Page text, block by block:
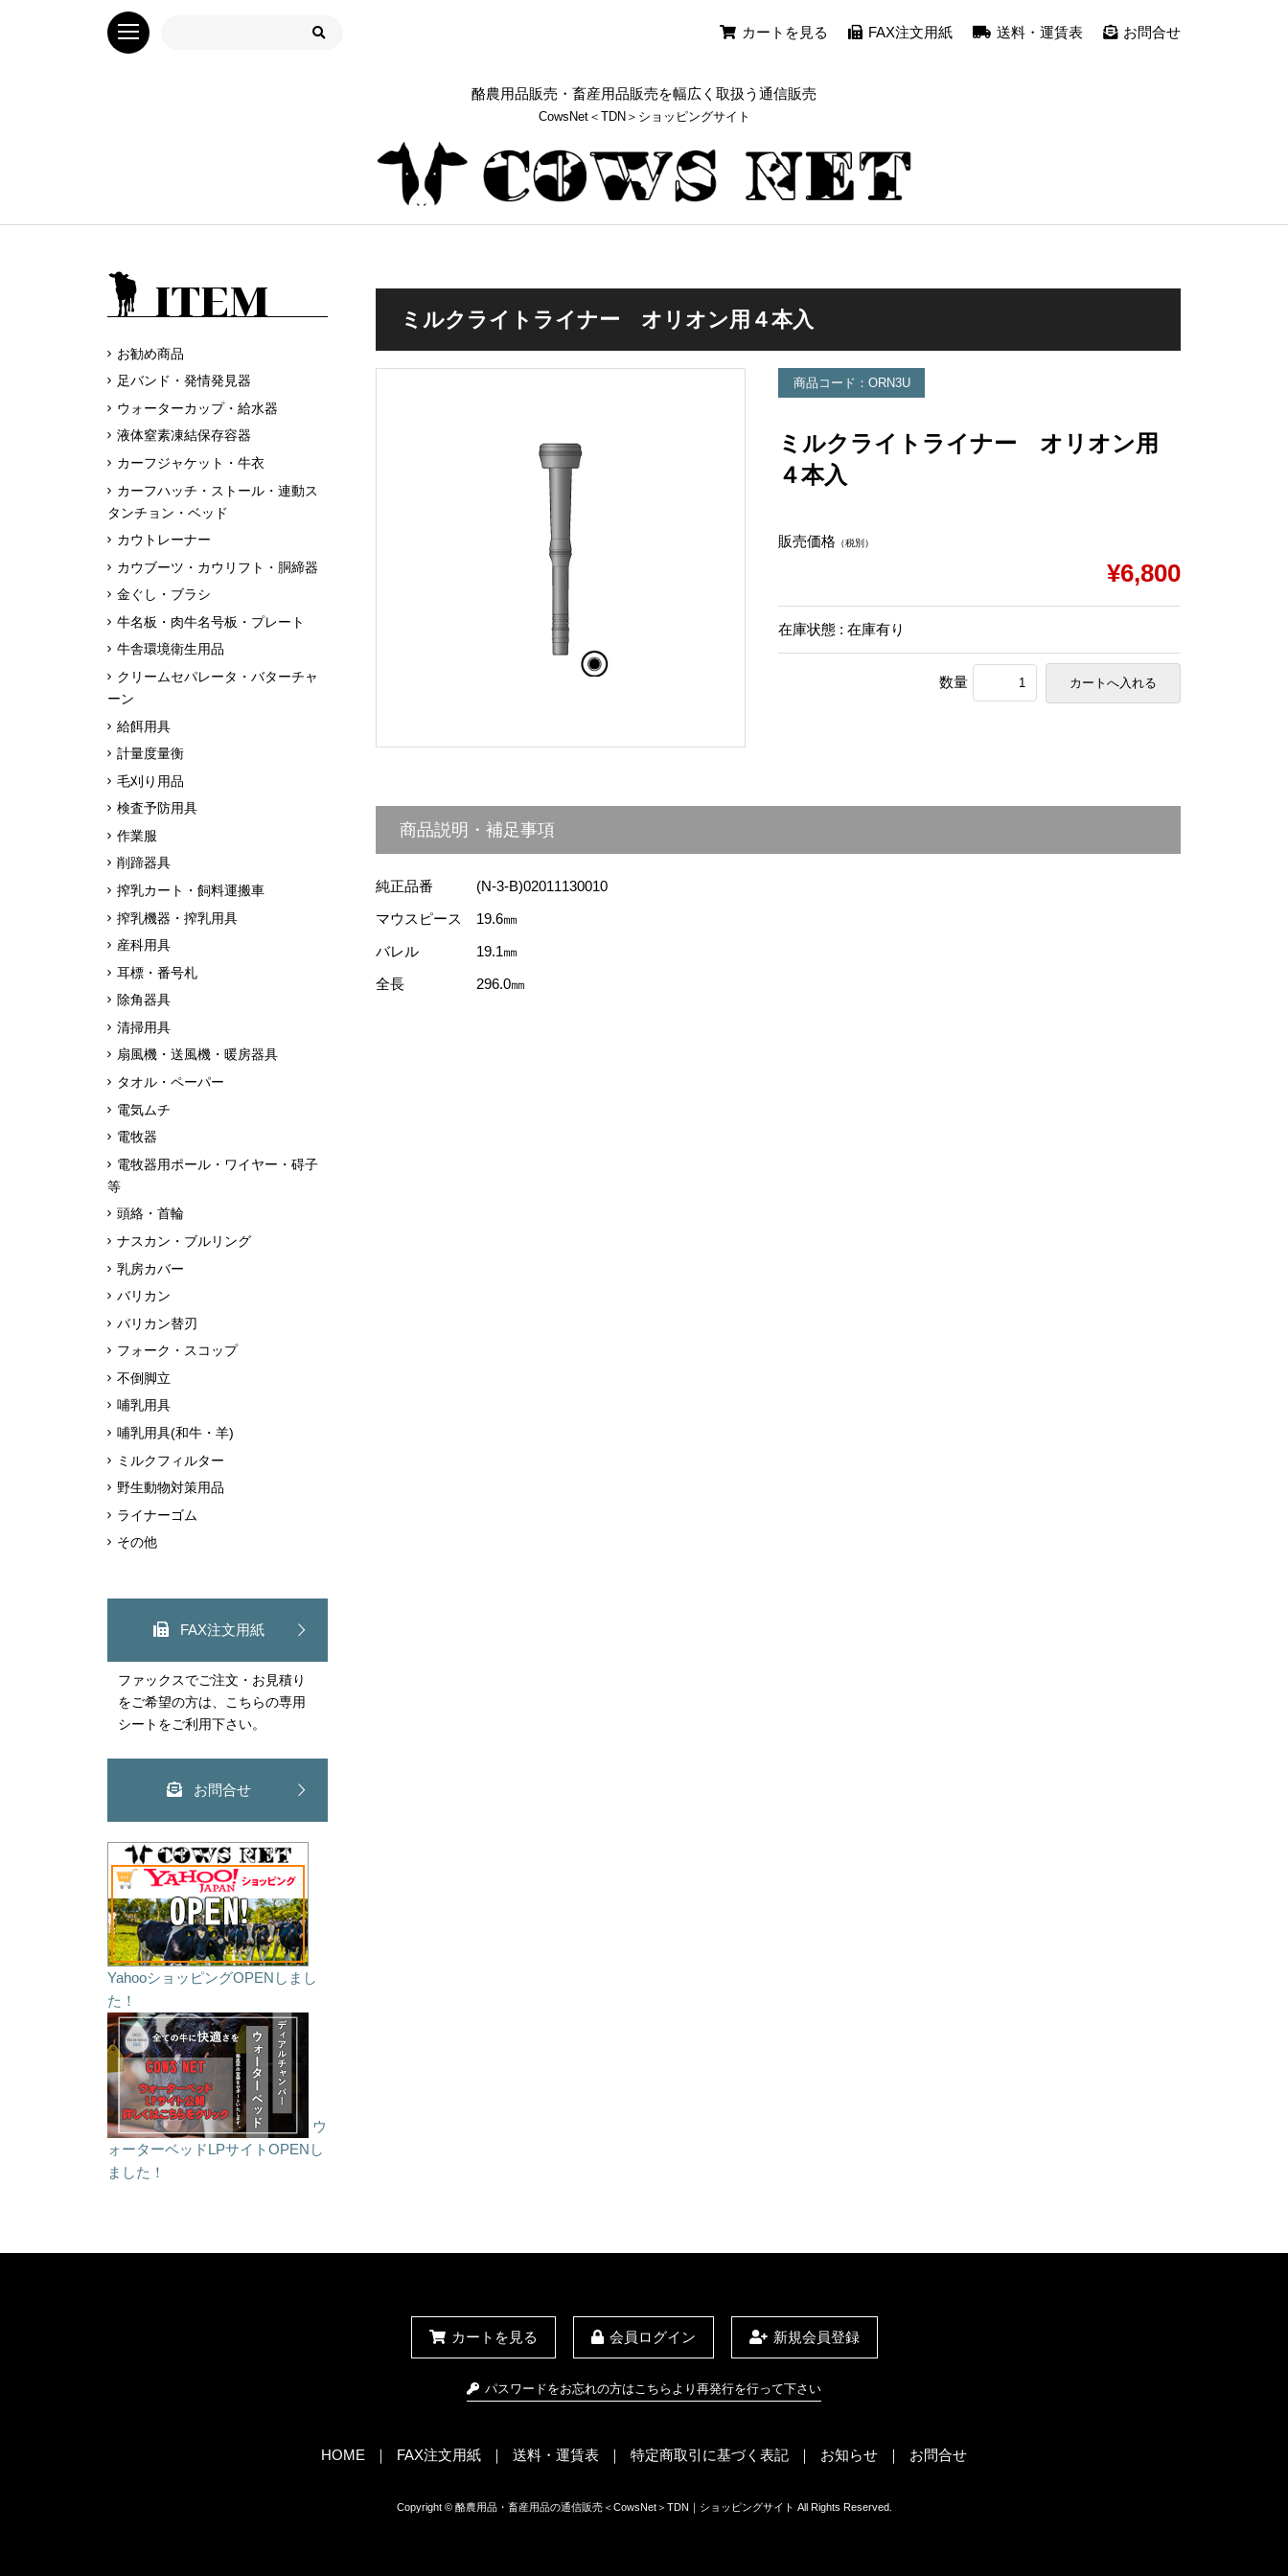
酪農用品販売・畜産用品販売を幅広く取扱う通信販売
CowsNet＜TDN＞ショッピングサイト
カートを見る FAX注文用紙 送料・運賃表 お問合せ
ミルクライトライナー オリオン用４本入
商品コード：ORN3U
ミルクライトライナー オリオン用
４本入
販売価格 （税別）
¥6,800
在庫状態 : 在庫有り
数量
商品説明・補足事項
純正品番 (N-3-B)02011130010
マウスピース 19.6㎜
バレル 19.1㎜
全長 296.0㎜
ITEM
お勧め商品
足バンド・発情発見器
ウォーターカップ・給水器
液体窒素凍結保存容器
カーフジャケット・牛衣
カーフハッチ・ストール・連動ス
タンチョン・ベッド
カウトレーナー
カウブーツ・カウリフト・胴締器
金ぐし・ブラシ
牛名板・肉牛名号板・プレート
牛舎環境衛生用品
クリームセパレータ・バターチャ
ーン
給餌用具
計量度量衡
毛刈り用品
検査予防用具
作業服
削蹄器具
搾乳カート・飼料運搬車
搾乳機器・搾乳用具
産科用具
耳標・番号札
除角器具
清掃用具
扇風機・送風機・暖房器具
タオル・ペーパー
電気ムチ
電牧器
電牧器用ポール・ワイヤー・碍子
等
頭絡・首輪
ナスカン・ブルリング
乳房カバー
バリカン
バリカン替刃
フォーク・スコップ
不倒脚立
哺乳用具
哺乳用具(和牛・羊)
ミルクフィルター
野生動物対策用品
ライナーゴム
その他
FAX注文用紙
ファックスでご注文・お見積り
をご希望の方は、こちらの専用
シートをご利用下さい。
お問合せ
YahooショッピングOPENしまし
た！
ウ
ォーターベッドLPサイトOPENし
ました！
カートを見る 会員ログイン 新規会員登録
パスワードをお忘れの方はこちらより再発行を行って下さい
HOME FAX注文用紙 送料・運賃表 特定商取引に基づく表記 お知らせ お問合せ
Copyright © 酪農用品・畜産用品の通信販売＜CowsNet＞TDN｜ショッピングサイト All Rights Reserved.